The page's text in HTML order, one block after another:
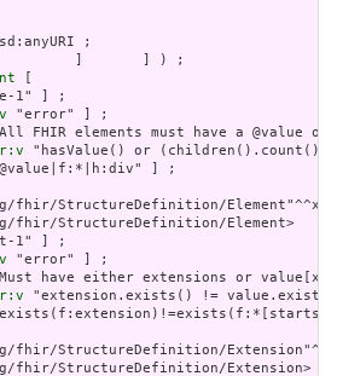
]       ] ) ;